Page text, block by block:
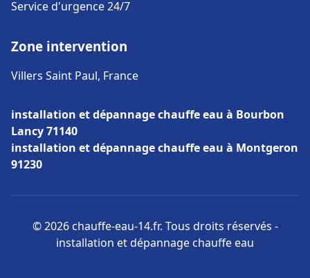
Service d'urgence 24/7
Zone intervention
Villers Saint Paul, France
installation et dépannage chauffe eau à Bourbon
Lancy 71140
installation et dépannage chauffe eau à Montgeron
91230
© 2026 chauffe-eau-14.fr. Tous droits réservés -
installation et dépannage chauffe eau